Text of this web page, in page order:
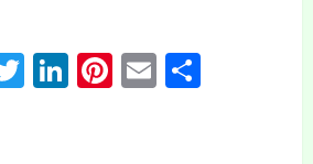
Twitter
LinkedIn
Pinterest
Email